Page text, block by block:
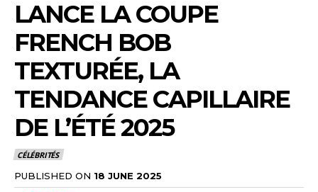
LANCE LA COUPE
FRENCH BOB
TEXTURÉE, LA
TENDANCE CAPILLAIRE
DE L’ÉTÉ 2025
CÉLÉBRITÉS
PUBLISHED ON 18 JUNE 2025